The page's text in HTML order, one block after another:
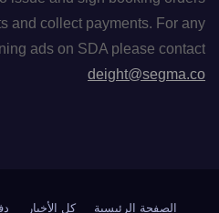
and collect payments. For any
ads on SDA please contact
deight@segma.co
الصفحة الرئيسية كل الأخبار